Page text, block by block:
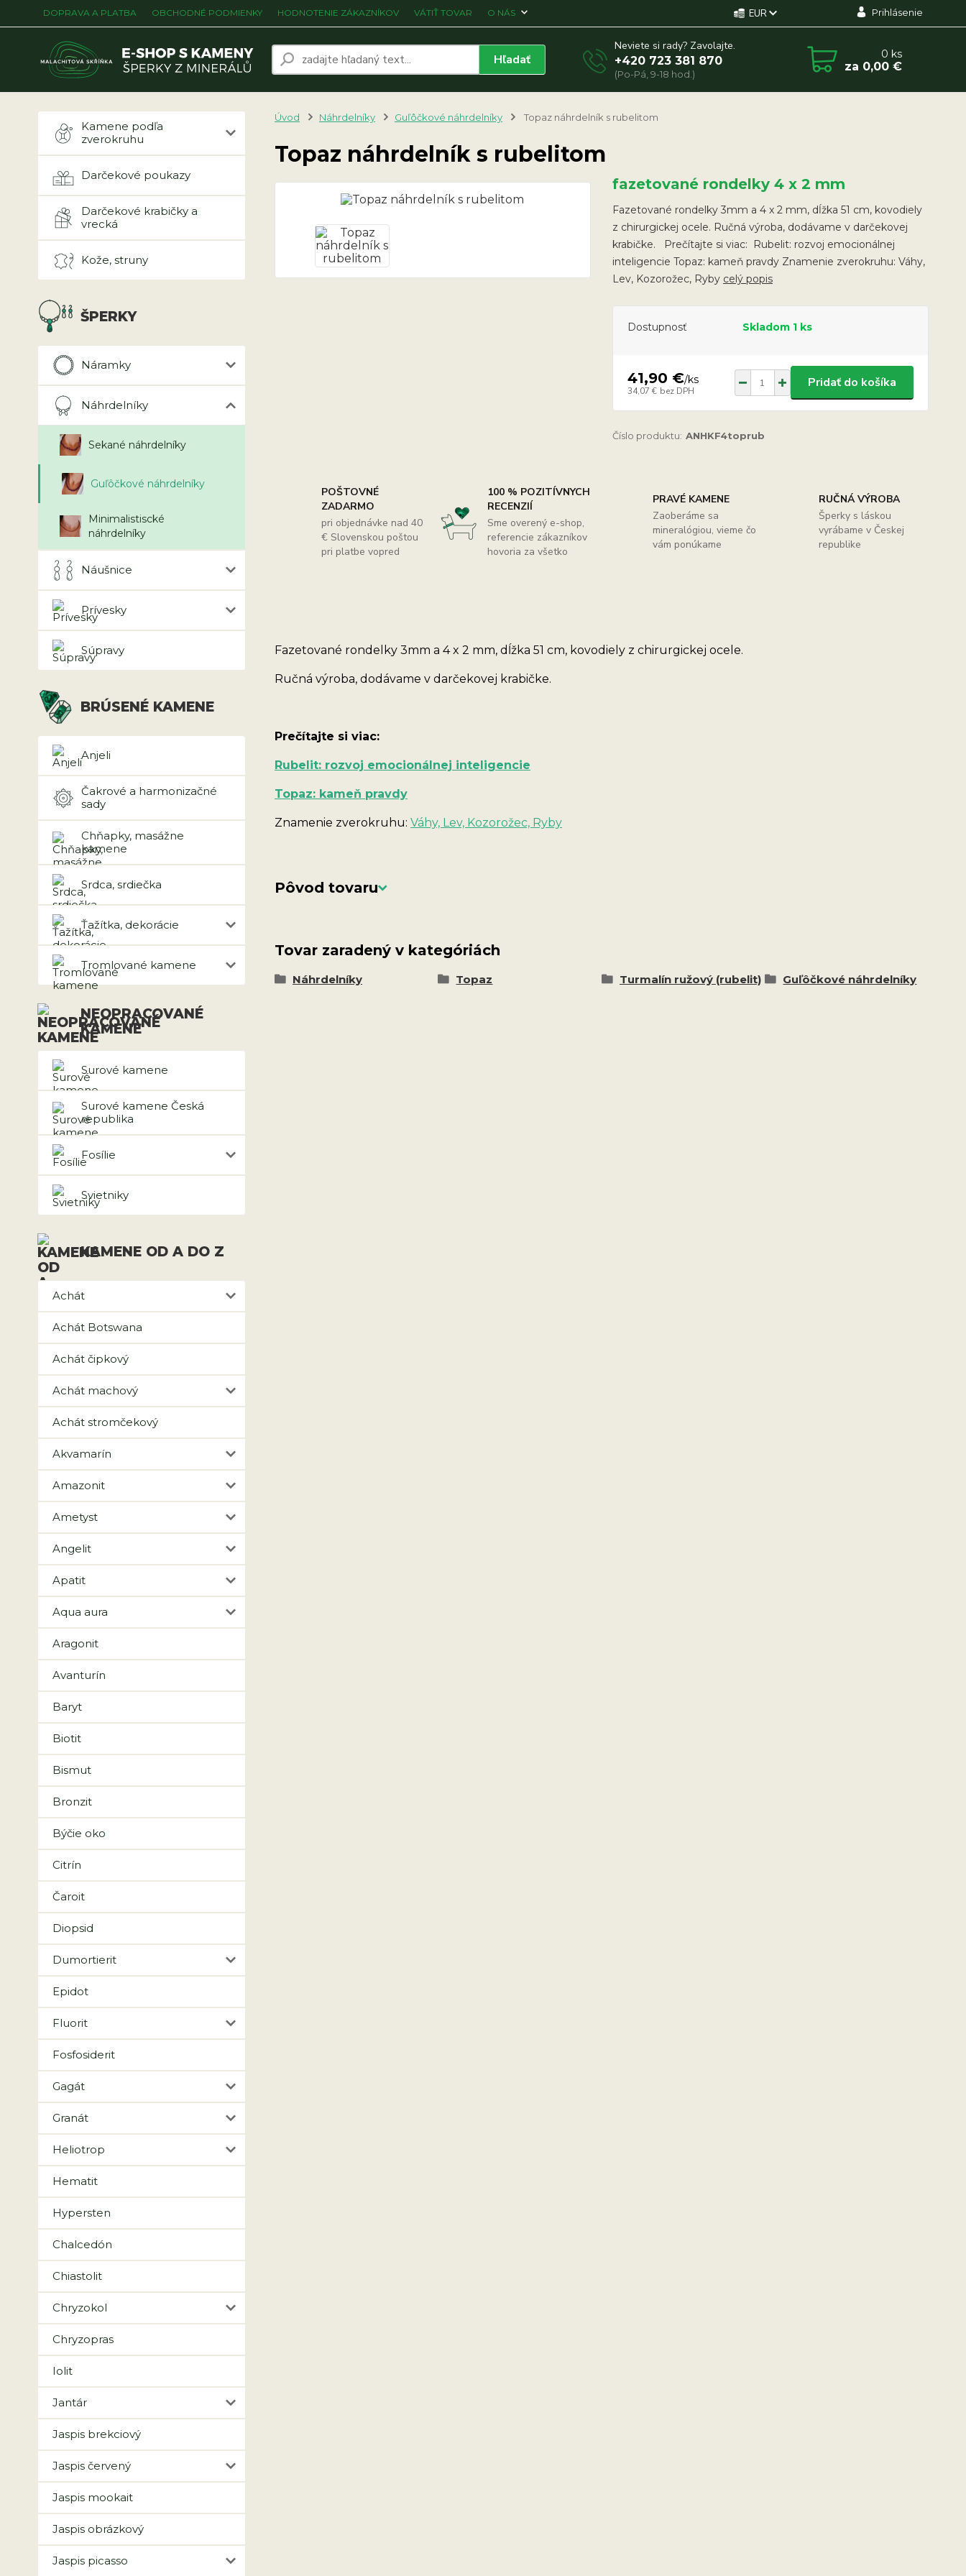
DOPRAVA A PLATBA OBCHODNÉ PODMIENKY HODNOTENIE ZÁKAZNÍKOV VÁTIŤ TOVAR O NÁS EUR Prihlásenie
Hľadať
Neviete si rady? Zavolajte.
+420 723 381 870
(Po-Pá, 9-18 hod.)
0 ks
za 0,00 €
Kamene podľa
zverokruhu
Darčekové poukazy
Darčekové krabičky a
vrecká
Kože, struny
ŠPERKY
Náramky
Náhrdelníky
Sekané náhrdelníky
Guľôčkové náhrdelníky
Minimalistiscké
náhrdelníky
Náušnice
Prívesky
Súpravy
BRÚSENÉ KAMENE
Anjeli
Čakrové a harmonizačné
sady
Chňapky, masážne
kamene
Srdca, srdiečka
Ťažítka, dekorácie
Tromlované kamene
NEOPRACOVANÉ
KAMENE
Surové kamene
Surové kamene Česká
republika
Fosílie
Svietniky
KAMENE OD A DO Z
Achát
Achát Botswana
Achát čipkový
Achát machový
Achát stromčekový
Akvamarín
Amazonit
Ametyst
Angelit
Apatit
Aqua aura
Aragonit
Avanturín
Baryt
Biotit
Bismut
Bronzit
Býčie oko
Citrín
Čaroit
Diopsid
Dumortierit
Epidot
Fluorit
Fosfosiderit
Gagát
Granát
Heliotrop
Hematit
Hypersten
Chalcedón
Chiastolit
Chryzokol
Chryzopras
Iolit
Jantár
Jaspis brekciový
Jaspis červený
Jaspis mookait
Jaspis obrázkový
Jaspis picasso
Úvod Náhrdelníky Guľôčkové náhrdelníky Topaz náhrdelník s rubelitom
Topaz náhrdelník s rubelitom
fazetované rondelky 4 x 2 mm
Fazetované rondelky 3mm a 4 x 2 mm, dĺžka 51 cm, kovodiely
z chirurgickej ocele. Ručná výroba, dodávame v darčekovej
krabičke. Prečítajte si viac: Rubelit: rozvoj emocionálnej
inteligencie Topaz: kameň pravdy Znamenie zverokruhu: Váhy,
Lev, Kozorožec, Ryby celý popis
Dostupnosť Skladom 1 ks
41,90 €/ks
34,07 € bez DPH
Pridať do košíka
Číslo produktu: ANHKF4toprub
POŠTOVNÉ
ZADARMO
pri objednávke nad 40
€ Slovenskou poštou
pri platbe vopred
100 % POZITÍVNYCH
RECENZIÍ
Sme overený e-shop,
referencie zákazníkov
hovoria za všetko
PRAVÉ KAMENE
Zaoberáme sa
mineralógiou, vieme čo
vám ponúkame
RUČNÁ VÝROBA
Šperky s láskou
vyrábame v Českej
republike
Fazetované rondelky 3mm a 4 x 2 mm, dĺžka 51 cm, kovodiely z chirurgickej ocele.
Ručná výroba, dodávame v darčekovej krabičke.
Prečítajte si viac:
Rubelit: rozvoj emocionálnej inteligencie
Topaz: kameň pravdy
Znamenie zverokruhu: Váhy, Lev, Kozorožec, Ryby
Pôvod tovaru
Tovar zaradený v kategóriách
Náhrdelníky Topaz Turmalín ružový (rubelit) Guľôčkové náhrdelníky